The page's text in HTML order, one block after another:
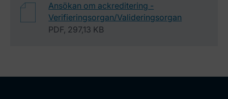
Ansökan om ackreditering -
Verifieringsorgan/Valideringsorgan
PDF, 297,13 KB